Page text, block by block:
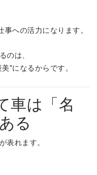
事への活力になります。
のは、
”になるからです。
車は「名
る
表れます。